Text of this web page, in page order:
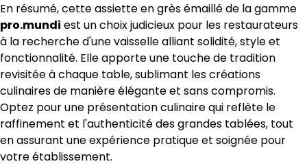
En résumé, cette assiette en grès émaillé de la gamme
pro.mundi est un choix judicieux pour les restaurateurs
à la recherche d'une vaisselle alliant solidité, style et
fonctionnalité. Elle apporte une touche de tradition
revisitée à chaque table, sublimant les créations
culinaires de manière élégante et sans compromis.
Optez pour une présentation culinaire qui reflète le
raffinement et l'authenticité des grandes tablées, tout
en assurant une expérience pratique et soignée pour
votre établissement.